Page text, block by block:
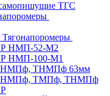
ТГС
НМП-52-М2
НМП-100-М1
НМПф, ТНМПф 63мм
НМПф, ТМПф, ТНМПф